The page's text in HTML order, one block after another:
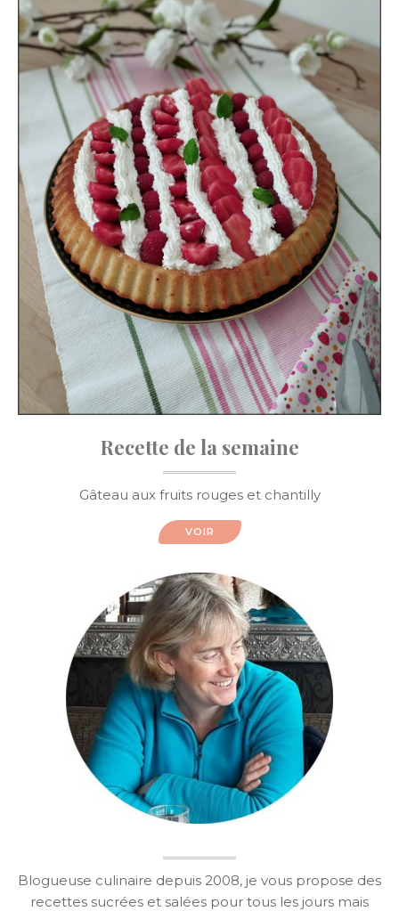
Recette de la semaine
Gâteau aux fruits rouges et chantilly
VOIR
Blogueuse culinaire depuis 2008, je vous propose des
recettes sucrées et salées pour tous les jours mais